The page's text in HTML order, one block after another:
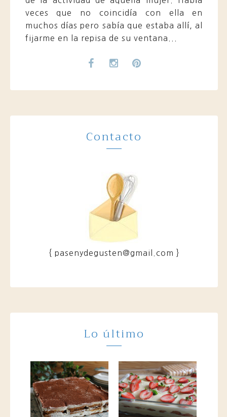
veces que no coincidía con ella en
muchos días pero sabía que estaba allí, al
fijarme en la repisa de su ventana...
Contacto
{ pasenydegusten@gmail.com }
Lo último